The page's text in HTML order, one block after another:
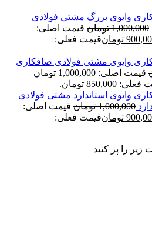
مشتی فولادی
1,000,000 تومان قیمت اصلی:
تومانقیمت فعلی:
مشتی فولادی صافکاری
قیمت اصلی: 1,000,000 تومان
850,000 تومان.
مشتی فولادی
1,000,000 تومان قیمت اصلی:
تومانقیمت فعلی:
زیر را پر کنید